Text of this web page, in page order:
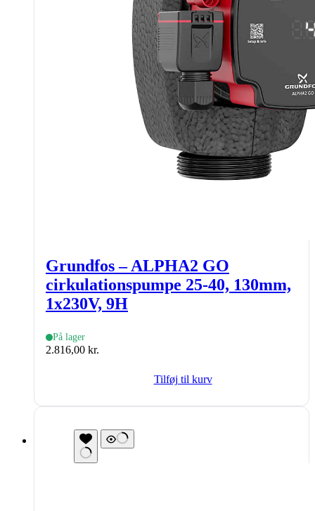
Grundfos – ALPHA2 GO
cirkulationspumpe 25-40, 130mm,
1x230V, 9H
På lager
2.816,00 kr.
Tilføj til kurv